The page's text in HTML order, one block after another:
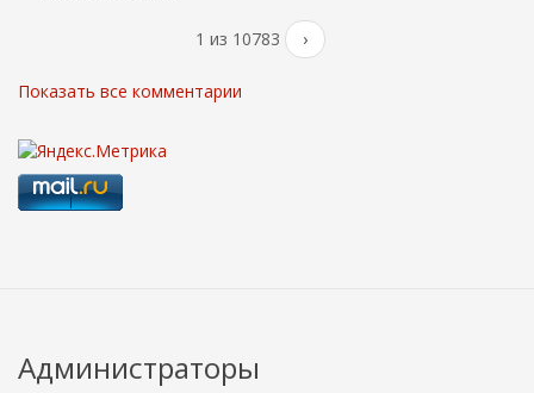
1 из 10783 ›
Показать все комментарии
Администраторы